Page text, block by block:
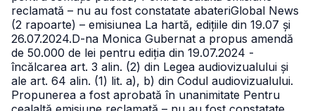
reclamată – nu au fost constatate abateriGlobal News
(2 rapoarte) – emisiunea La hartă, edițiile din 19.07 și
26.07.2024.D-na Monica Gubernat a propus amendă
de 50.000 de lei pentru ediția din 19.07.2024 -
încălcarea art. 3 alin. (2) din Legea audiovizualului și
ale art. 64 alin. (1) lit. a), b) din Codul audiovizualului.
Propunerea a fost aprobată în unanimitate Pentru